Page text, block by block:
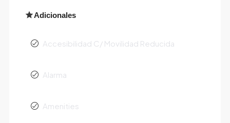
Adicionales
Accesibilidad C/ Movilidad Reducida
Alarma
Amenities